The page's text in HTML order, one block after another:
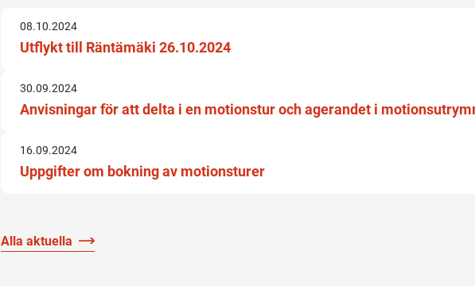
08.10.2024
Utflykt till Räntämäki 26.10.2024
30.09.2024
Anvisningar för att delta i en motionstur och agerandet i
16.09.2024
Uppgifter om bokning av motionsturer
Alla aktuella